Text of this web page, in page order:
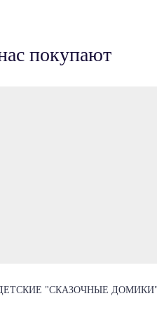
покупают
"СКАЗОЧНЫЕ